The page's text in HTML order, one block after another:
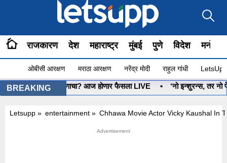
राजकारण देश महाराष्ट्र मुंबई पुणे विदेश
ओबीसी आरक्षण मराठा आरक्षण नरेंद्र मोदी राहुल गांधी
BREAKING
• धनुष्यबाण कोणाचा? आज होणार फैसला LIVE • ‘नो इन्शुरन्स, तर नो
Letsupp » entertainment » Chhawa Movie Actor Vicky Kaushal In